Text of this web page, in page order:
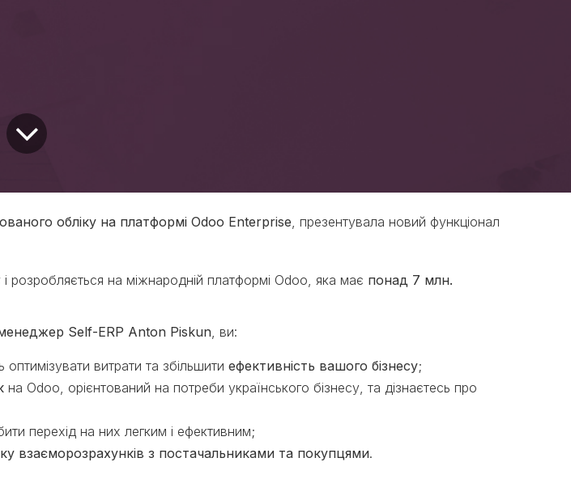
обліку на платформі Odoo Enterprise, презентувала новий функціонал
розробляється на міжнародній платформі Odoo, яка має понад 7 млн.
Self-ERP Anton Piskun, ви:
оптимізувати витрати та збільшити ефективність вашого бізнесу;
на Odoo, орієнтований на потреби українського бізнесу, та дізнає​тесь про
перехід на них легким і ефективним;
взаєморозрахунків з постачальниками та покупцями.